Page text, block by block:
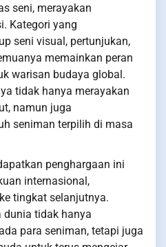
seni, merayakan
Kategori yang
seni visual, pertunjukan,
memainkan peran
warisan budaya global.
tidak hanya merayakan
namun juga
seniman terpilih di masa
penghargaan ini
internasional,
tingkat selanjutnya.
dunia tidak hanya
para seniman, tetapi juga